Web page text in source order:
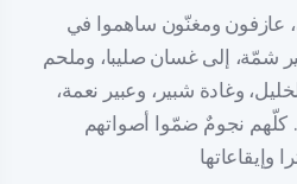
عازفون ومغنّون ساهموا في
شمّة، إلى غسان صليبا، وملحم
وغادة شبير، وعبير نعمة،
كلّهم نجومٌ ضمّوا أصواتهم